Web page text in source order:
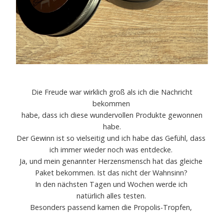
Die Freude war wirklich groß als ich die Nachricht
bekommen
habe, dass ich diese wundervollen Produkte gewonnen
habe.
Der Gewinn ist so vielseitig und ich habe das Gefühl, dass
ich immer wieder noch was entdecke.
Ja, und mein genannter Herzensmensch hat das gleiche
Paket bekommen. Ist das nicht der Wahnsinn?
In den nächsten Tagen und Wochen werde ich
natürlich alles testen.
Besonders passend kamen die Propolis-Tropfen,